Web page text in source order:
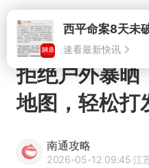
拒绝户外暴晒
地图，轻松打
南通攻略
2026-05-12 09:45·江